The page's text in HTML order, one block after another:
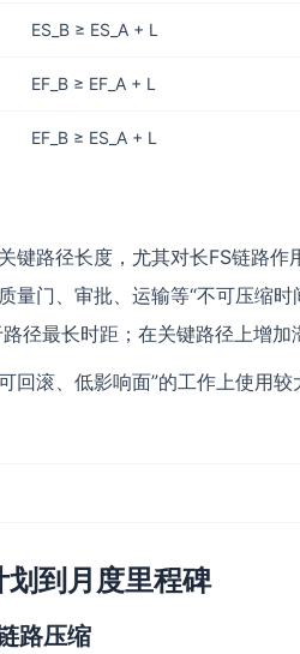
ES_B ≥ ES_A + L
EF_B ≥ EF_A + L
EF_B ≥ ES_A + L
键路径长度，尤其对长FS链路作
量门、审批、运输等“不可压缩时
径最长时距；在关键路径上增
回滚、低影响面”的工作上使用
到月度里程碑
路压缩